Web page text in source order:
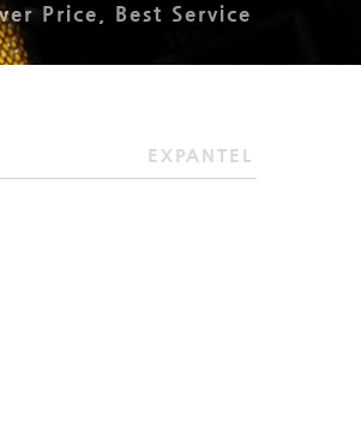
Price, Best Service
EXPANTEL